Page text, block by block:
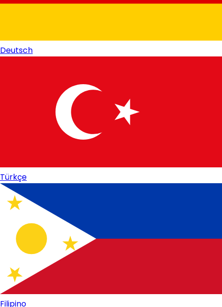
Deutsch
Türkçe
Filipino